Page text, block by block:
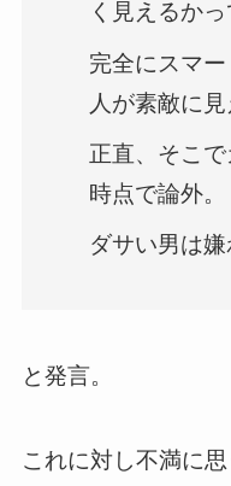
く見えるかっ
完全にスマ
人が素敵に
正直、そこ
時点で論外。
ダサい男は
と発言。
これに対し不満に